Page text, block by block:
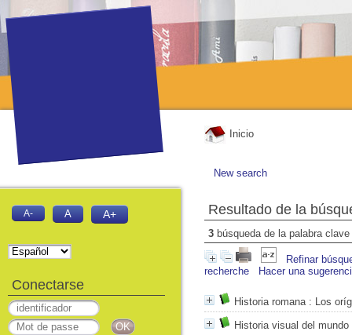
Inicio
New search
Resultado de la
3 búsqueda de la palabra clave
Refinar
recherche
Hacer una
Historia romana: Los
Historia visual del mundo
A- A A+
Conectarse